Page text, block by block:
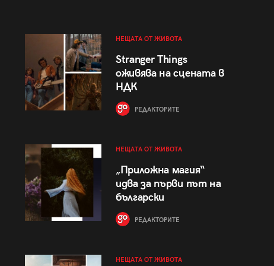
НЕЩАТА ОТ ЖИВОТА
Stranger Things
оживява на сцената в
НДК
РЕДАКТОРИТЕ
НЕЩАТА ОТ ЖИВОТА
„Приложна магия“
идва за първи път на
български
РЕДАКТОРИТЕ
НЕЩАТА ОТ ЖИВОТА